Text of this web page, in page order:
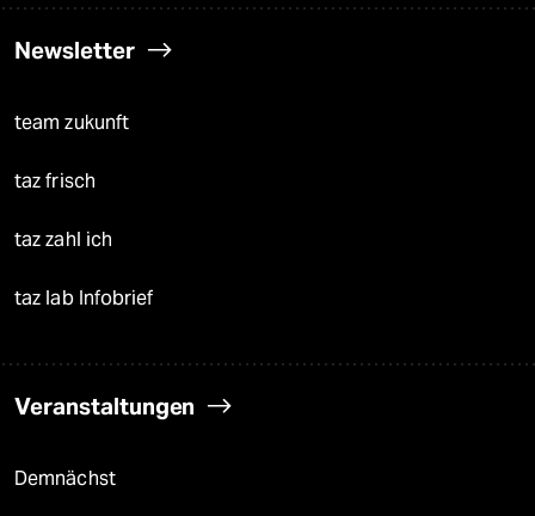
Newsletter
team zukunft
taz frisch
taz zahl ich
taz lab Infobrief
Veranstaltungen
Demnächst